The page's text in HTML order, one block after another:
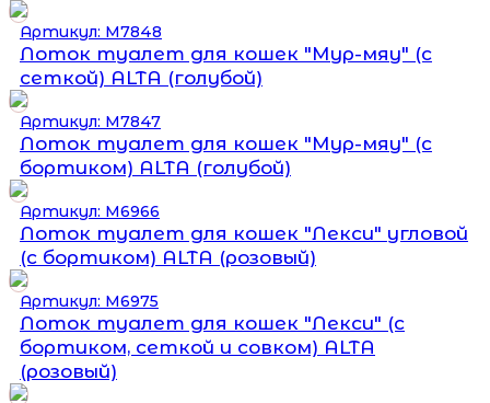
Артикул: М7848
Лоток туалет для кошек "Мур-мяу" (с
сеткой) ALTA (голубой)
Артикул: М7847
Лоток туалет для кошек "Мур-мяу" (с
бортиком) ALTA (голубой)
Артикул: М6966
Лоток туалет для кошек "Лекси" угловой
(с бортиком) ALTA (розовый)
Артикул: М6975
Лоток туалет для кошек "Лекси" (c
бортиком, сеткой и совком) ALTA
(розовый)